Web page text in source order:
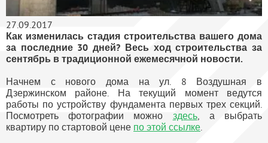
27.09.2017
Как изменилась стадия строительства вашего дома
за последние 30 дней? Весь ход строительства за
сентябрь в традиционной ежемесячной новости.
Начнем с нового дома на ул. 8 Воздушная в
Дзержинском районе. На текущий момент ведутся
работы по устройству фундамента первых трех секций.
Посмотреть фотографии можно здесь, а выбрать
квартиру по стартовой цене по этой ссылке.